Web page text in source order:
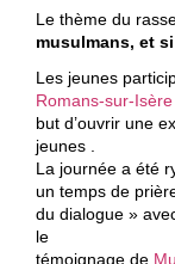
Le thème du
musulmans, et
Les jeunes
Romans-sur-Isère
but d’ouvrir une
jeunes .
La journée a été
un temps de
du dialogue »
le
témoignage de